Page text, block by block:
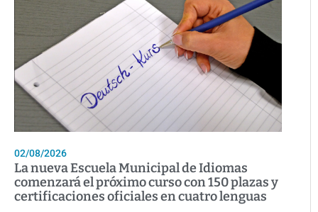
02/08/2026
La nueva Escuela Municipal de Idiomas
comenzará el próximo curso con 150 plazas y
certificaciones oficiales en cuatro lenguas